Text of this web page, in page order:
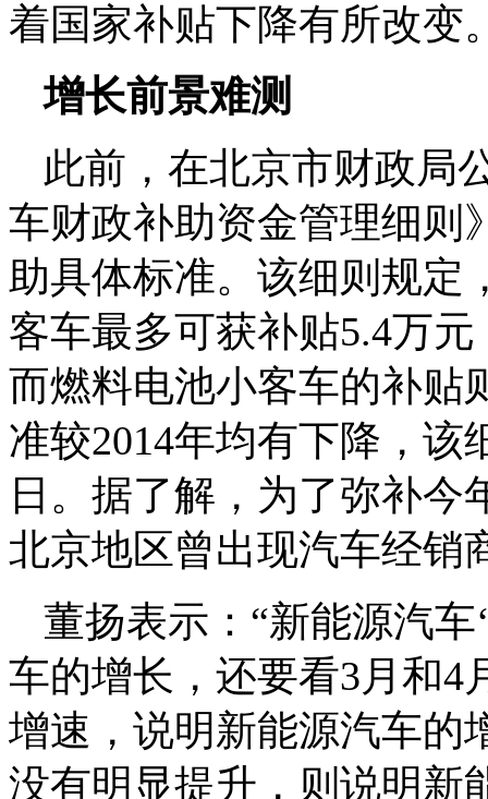
着国家补贴下降有所改变
增长前景难测
此前，在北京市财政局
车财政补助资金管理细则
助具体标准。该细则规定
客车最多可获补贴5.4万
而燃料电池小客车的补贴
准较2014年均有下降，该
日。据了解，为了弥补
北京地区曾出现汽车经销
董扬表示：“新能源汽
车的增长，还要看3月和4
增速，说明新能源汽车的
没有明显提升，则说明新